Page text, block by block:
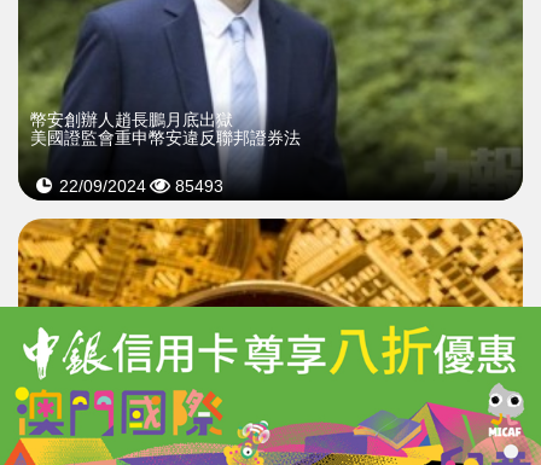
幣安創辦人趙長鵬月底出獄
美國證監會重申幣安違反聯邦證券法
22/09/2024 85493